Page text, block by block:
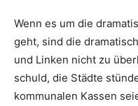
Wenn es um die
geht, sind die
und Linken nicht zu
schuld, die Städte
kommunalen Kassen